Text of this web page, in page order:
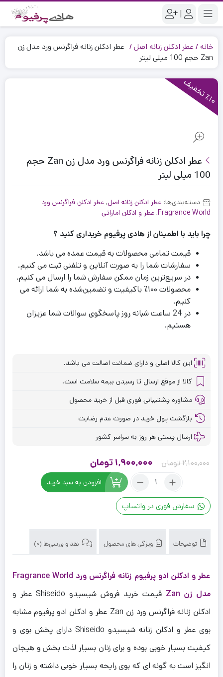
|
خانه عطر ادکلن زنانه اصل
عطر ادکلن زنانه فراگرنس ورد مدل زن
Zan حجم 100 میلی لیتر
٪1
0
ت
خ
ف
یف
عطر ادکلن زنانه فراگرنس ورد مدل زن Zan حجم
100 میلی لیتر
دسته‌بندی‌ها: عطر ادکلن زنانه اصل, عطر ادکلن فراگرنس ورد
Fragrance World
, عطر و ادکلن اماراتی
چرا باید با اطمینان از هادی پرفیوم خریداری کنید ؟
قیمت تمامی محصولات به قیمت عمده می باشد.
سفارشات شما را به صورت آنلاین و تلفنی ثبت می کنیم.
در سریع‌ترین زمان ممکن سفارش شما را ارسال می کنیم.
محصولات ۱۰۰٪ باکیفیت و تضمین‌شده به شما ارائه می
کنیم.
در 24 ساعت شبانه روز پاسخگوی سوالات شما عزیزان
هستیم.
این کالا اصلی و دارای ضمانت اصالت می باشد.
کالا از موقع ارسال تا رسیدن بیمه سلامت است.
مشاوره پشتیبانی فوری قبل از خرید محصول
بازگشت پول خرید در صورت عدم رضایت
ارسال پستی هر روز به سراسر کشور
2,100,000تومان
قیمت
2,100,000 تومان
بود.
1,900,000 تومان
فعلی
1,900,000 تومان
تعداد:
ادکلن
زنانه
مدل
حجم
میلی
لیتر
افزودن به سبد خرید
سفارش فوری در واتساپ
توضیحات ویژگی های محصول نقد و بررسی‌ها (0)
عطر و ادکلن ادو پرفیوم زنانه فراگرنس ورد Fragrance World
مدل زن Zan
قیمت خرید فروش شیسیدو Shiseido عطر و
ادکلن زنانه فراگرنس ورد زن Zan عطر و ادکلن ادو پرفیوم مشابه
بوی عطر و ادکلن زنانه شیسیدو Shiseido دارای پخش بوی و
کیفیت بسیار خوبی بوده و برای زنان بسیار لذت بخش و هیجان
انگیز است به گونه ای که بوی رایحه بسیار خوبی داشته و زنان را